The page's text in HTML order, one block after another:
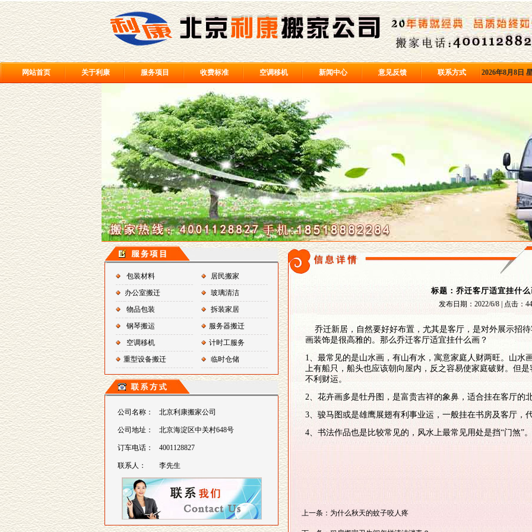
网站首页 关于利康 服务项目 收费标准 空调移机 新闻中心 意见反馈 联系方式 2026年8月8日
包装材料
居民搬家
办公室搬迁
玻璃清洁
物品包装
拆装家居
钢琴搬运
服务器搬迁
空调移机
计时工服务
重型设备搬迁
临时仓储
公司名称： 北京利康搬家公司
公司地址： 北京海淀区中关村648号
订车电话： 4001128827
联系人： 李先生
标题：乔迁客厅适宜挂什
发布日期： 2022/6/8 | 点击：
乔迁新居，自然要好好布置，尤其是客厅，是对外展示招
画装饰是很高雅的。那么乔迁客厅适宜挂什么画？
1、最常见的是山水画，有山有水，寓意家庭人财两旺。山水
上有船只，船头也应该朝向屋内，反之容易使家庭破财。但
不利财运。
2、花卉画多是牡丹图，是富贵吉祥的象鼻，适合挂在客厅的
3、骏马图或是雄鹰展翅有利事业运，一般挂在书房及客厅，
4、书法作品也是比较常见的，风水上最常见用处是挡“门煞”。
上一条：为什么秋天的蚊子咬人疼